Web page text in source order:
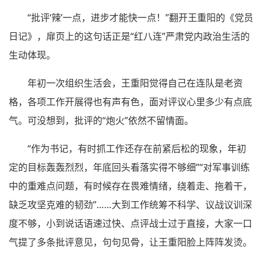
“批评‘辣’一点，进步才能快一点！”翻开王重阳的《党员
日记》，扉页上的这句话正是“红八连”严肃党内政治生活的
生动体现。
年初一次组织生活会，王重阳觉得自己在连队是老资
格，各项工作开展得也有声有色，面对评议心里多少有点底
气。可没想到，批评的“炮火”依然不留情面。
“作为书记，有时抓工作还存在前紧后松的现象，年初
定的目标轰轰烈烈，年底回头看落实得不够细”“对军事训练
中的重难点问题，有时候存在畏难情绪，绕着走、拖着干，
缺乏攻坚克难的韧劲”……大到工作统筹不科学、议战议训深
度不够，小到说话语速过快、点评战士过于直接，大家一口
气提了多条批评意见，句句见骨，让王重阳脸上阵阵发烫。